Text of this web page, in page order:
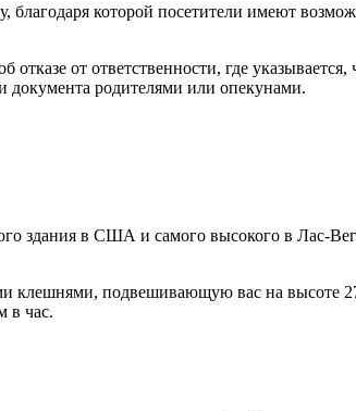
которой посетители имеют
от ответственности, где
документа родителями или опекунами.
здания в США и самого высокого в Лас-
подвешивающую вас на высоте
в час.